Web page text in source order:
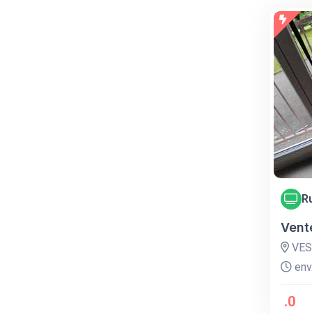
.0